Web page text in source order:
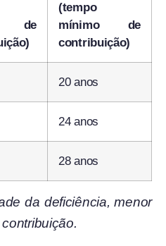
de
(tempo
mínimo de
contribuição)
20 anos
24 anos
28 anos
da deficiência, menor